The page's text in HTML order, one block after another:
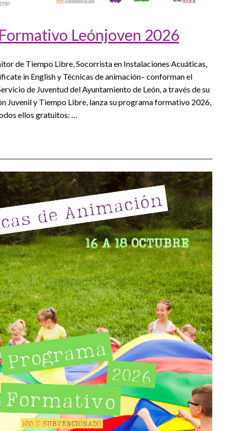
Leónjoven 2026
de Tiempo Libre, Socorrista en Instalaciones Acuáticas,
in English y Técnicas de animación– conforman el
de Juventud del Ayuntamiento de León, a través de su
Juvenil y Tiempo Libre, lanza su programa formativo 2026,
ellos gratuitos: …